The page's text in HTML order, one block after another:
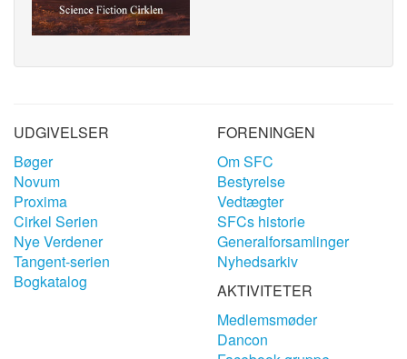
UDGIVELSER
Bøger
Novum
Proxima
Cirkel Serien
Nye Verdener
Tangent-serien
Bogkatalog
FORENINGEN
Om SFC
Bestyrelse
Vedtægter
SFCs historie
Generalforsamlinger
Nyhedsarkiv
AKTIVITETER
Medlemsmøder
Dancon